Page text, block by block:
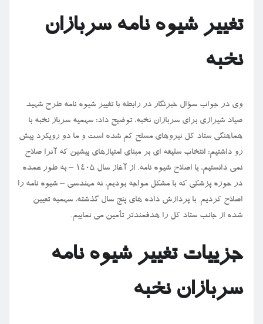
تغییر شیوه نامه سربازان
نخبه
وی در جواب سؤال خبرنگار در رابطه با تغییر شیوه نامه طرح شهید
صیاد شیرازی برای سربازان نخبه، توضیح داد: سهمیه سرباز نخبه با
هماهنگی ستاد کل نیروهای مسلح کم شده است و ما دو رویکرد پیش
رو داشتیم: انتخاب سلیقه ای بر مبنای امتیازهای پیشین که آنرا صلاح
نمی دانستیم، یا اصلاح شیوه نامه. از آغاز سال ۱۴۰۵ – به طور عمده
در حوزه پزشکی که با مشکل مواجه بودیم، نه مهندسی – شیوه نامه را
اصلاح کردیم. با پردازش داده های پنج سال گذشته، سهمیه تعیین
شده از جانب ستاد کل را هدفمندتر تأمین می نماییم.
جزییات تغییر شیوه نامه
سربازان نخبه